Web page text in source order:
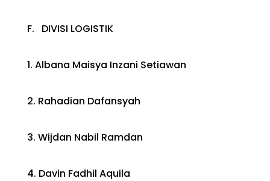
F. DIVISI LOGISTIK
1. Albana Maisya Inzani Setiawan
2. Rahadian Dafansyah
3. Wijdan Nabil Ramdan
4. Davin Fadhil Aquila